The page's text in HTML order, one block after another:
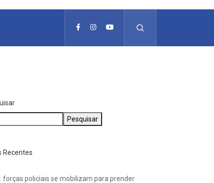
Pesquisar
Recentes
forças policiais se mobilizam para prender